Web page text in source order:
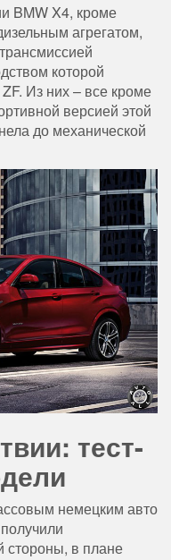
BMW X4, кроме
агрегатом,
которой
Из них – все кроме
версией этой
до механической
тест-
немецким авто
стороны, в плане